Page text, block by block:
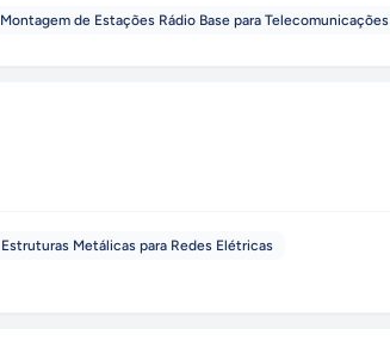
Montagem de Estações Rádio Base para Telecomunicações
Estruturas Metálicas para Redes Elétricas